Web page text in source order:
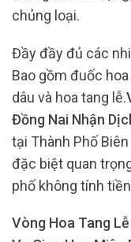
chủng loại.
Đầy đầy đủ các
Bao gồm đuốc
dâu và hoa tang lễ.
Đồng Nai Nhận
tại Thành Phố
đặc biệt quan
phố không tính
Vòng Hoa Tang